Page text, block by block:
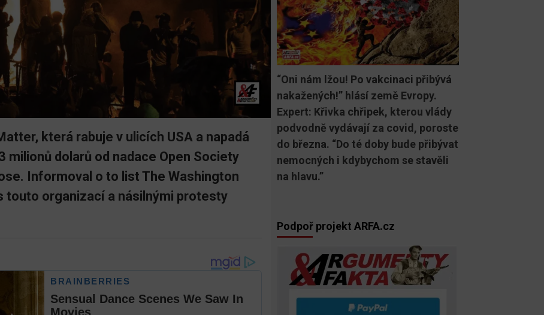
která rabuje v ulicích USA a napadá
milionů dolarů od nadace Open Society
Informoval o to list The Washington
touto organizací a násilnými protesty
“Oni nám lžou! Po vakcinaci přibývá
nakažených!” hlásí země Evropy.
Expert: Křivka chřipek, kterou vlády
podvodně vydávají za covid, poroste
do března. “Do té doby bude přibývat
nemocných i kdybychom se stavěli
na hlavu.”
Podpoř projekt ARFA.cz